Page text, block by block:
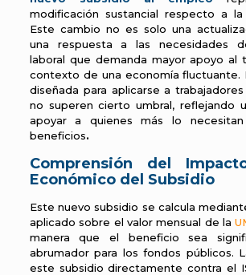
modificación sustancial respecto a
Este cambio no es solo una
una respuesta a las necesidades
laboral que demanda mayor apoyo al
contexto de una economía fluctuante.
diseñada para aplicarse a
no superen cierto umbral, reflejando
apoyar a quienes más lo
beneficios.
Comprensión del
Económico del Subsidio
Este nuevo subsidio se calcula
aplicado sobre el valor mensual de la
manera que el beneficio sea
abrumador para los fondos públicos.
este subsidio directamente contra el